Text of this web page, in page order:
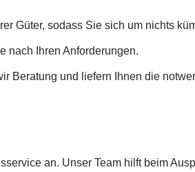
Güter, sodass Sie sich um nichts
nach Ihren Anforderungen.
Beratung und liefern Ihnen die
an. Unser Team hilft beim